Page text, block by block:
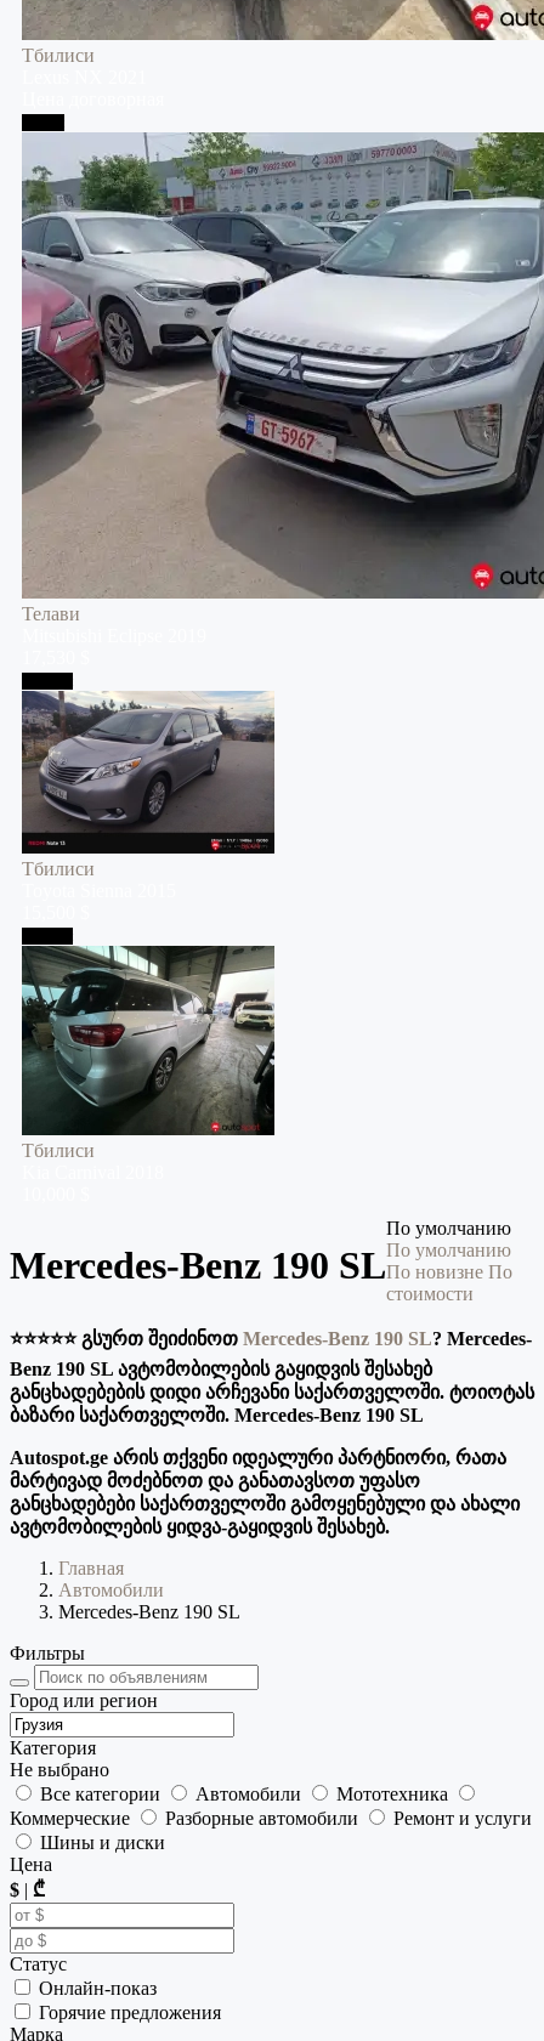
Тбилиси
Телави
Тбилиси
Тбилиси
Mercedes-Benz 190 SL
По умолчанию
По умолчанию
По новизне По
стоимости
⭐️⭐️⭐️⭐️⭐️ გსურთ შეიძინოთ Mercedes-Benz 190 SL? Mercedes-
Benz 190 SL ავტომობილების გაყიდვის შესახებ
განცხადებების დიდი არჩევანი საქართველოში. ტოიოტას
ბაზარი საქართველოში. Mercedes-Benz 190 SL
Autospot.ge არის თქვენი იდეალური პარტნიორი, რათა
მარტივად მოძებნოთ და განათავსოთ უფასო
განცხადებები საქართველოში გამოყენებული და ახალი
ავტომობილების ყიდვა-გაყიდვის შესახებ.
Главная
Автомобили
Mercedes-Benz 190 SL
Фильтры
Город или регион
Категория
Не выбрано
Все категории
Автомобили
Мототехника
Коммерческие
Разборные автомобили
Ремонт и услуги
Шины и диски
Цена
$ | ₾
Статус
Онлайн-показ
Горячие предложения
Марка